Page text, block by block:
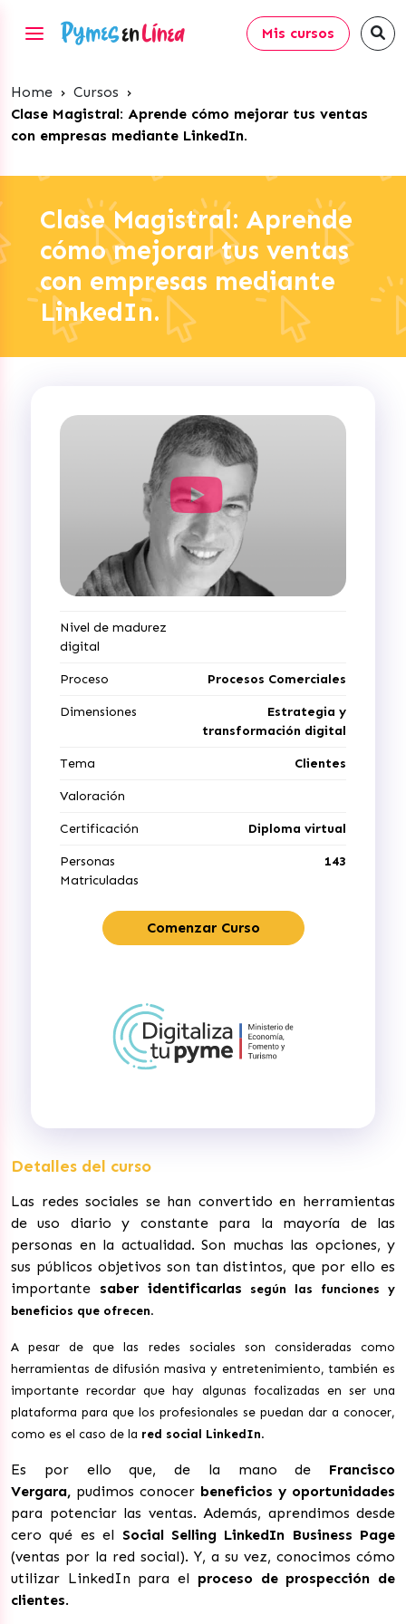
Mis cursos
Home › Cursos ›
Clase Magistral: Aprende cómo mejorar tus ventas
con empresas mediante LinkedIn.
Clase Magistral: Aprende
cómo mejorar tus ventas
con empresas mediante
LinkedIn.
Nivel de madurez
digital
Proceso Procesos Comerciales
Dimensiones
Estrategia y
transformación digital
Tema Clientes
Valoración
Certificación Diploma virtual
Personas
Matriculadas
143
Comenzar Curso
Detalles del curso
Las redes sociales se han convertido en herramientas
de uso diario y constante para la mayoría de las
personas en la actualidad. Son muchas las opciones, y
sus públicos objetivos son tan distintos, que por ello es
importante saber identificarlas según las funciones y
beneficios que ofrecen.
A pesar de que las redes sociales son consideradas como
herramientas de difusión masiva y entretenimiento, también es
importante recordar que hay algunas focalizadas en ser una
plataforma para que los profesionales se puedan dar a conocer,
como es el caso de la red social LinkedIn.
Es por ello que, de la mano de Francisco
Vergara, pudimos conocer beneficios y oportunidades
para potenciar las ventas. Además, aprendimos desde
cero qué es el Social Selling LinkedIn Business Page
(ventas por la red social). Y, a su vez, conocimos cómo
utilizar LinkedIn para el proceso de prospección de
clientes.